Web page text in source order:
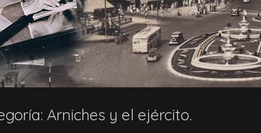
Arniches y el ejército.